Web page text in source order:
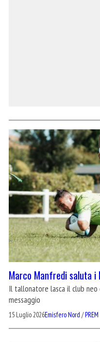
Marco Manfredi saluta
Il tallonatore lasca il club
messaggio
15 Luglio 2026Emisfero Nord /